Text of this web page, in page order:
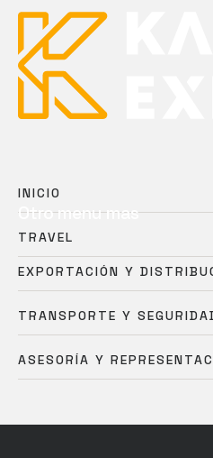
INICIO
TRAVEL
Otro menu mas
EXPORTACIÓN Y
TRANSPORTE Y
ASESORÍA Y